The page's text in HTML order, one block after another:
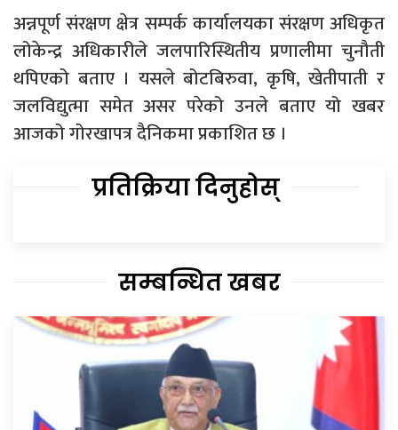
अन्नपूर्ण संरक्षण क्षेत्र सम्पर्क कार्यालयका संरक्षण अधिकृत
लोकेन्द्र अधिकारीले जलपारिस्थितीय प्रणालीमा चुनौती
थपिएको बताए । यसले बोटबिरुवा, कृषि, खेतीपाती र
जलविद्युत्मा समेत असर परेको उनले बताए यो खबर
आजको गोरखापत्र दैनिकमा प्रकाशित छ ।
प्रतिक्रिया दिनुहोस्
सम्बन्धित खबर